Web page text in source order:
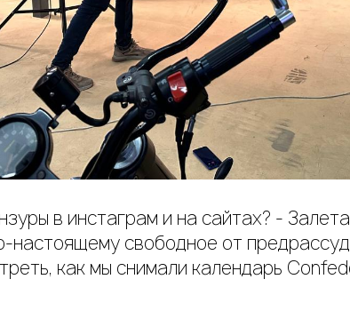
в инстаграм и на сайтах? -
настоящему свободное от
как мы снимали календарь